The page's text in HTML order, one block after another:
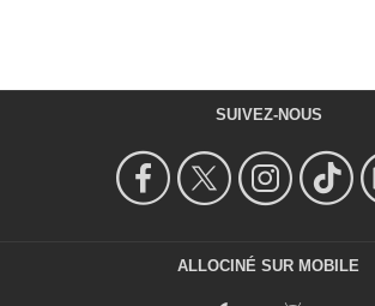
SUIVEZ-NOUS
ALLOCINÉ SUR MOBILE